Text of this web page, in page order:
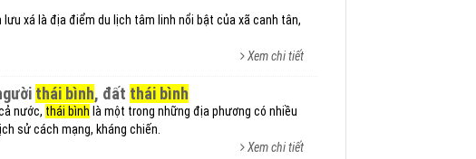
xá là địa điểm du lịch tâm linh nổi bật của xã canh tân,
Xem chi tiết
thái bình, đất thái bình
nước, thái bình là một trong những địa phương có nhiều
sử cách mạng, kháng chiến.
Xem chi tiết